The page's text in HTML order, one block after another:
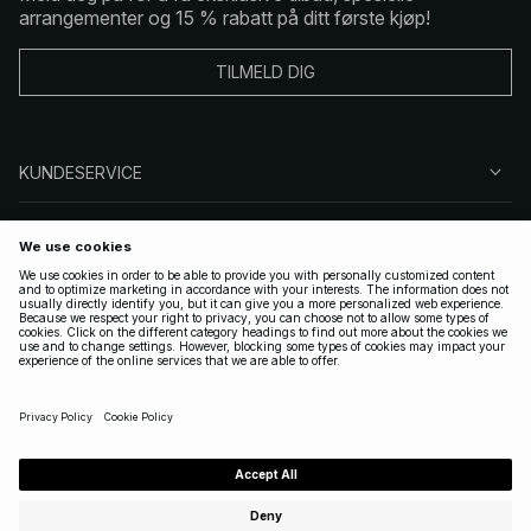
arrangementer og 15 % rabatt på ditt første kjøp!
TILMELD DIG
KUNDESERVICE
FØLG OSS
LOVLIG